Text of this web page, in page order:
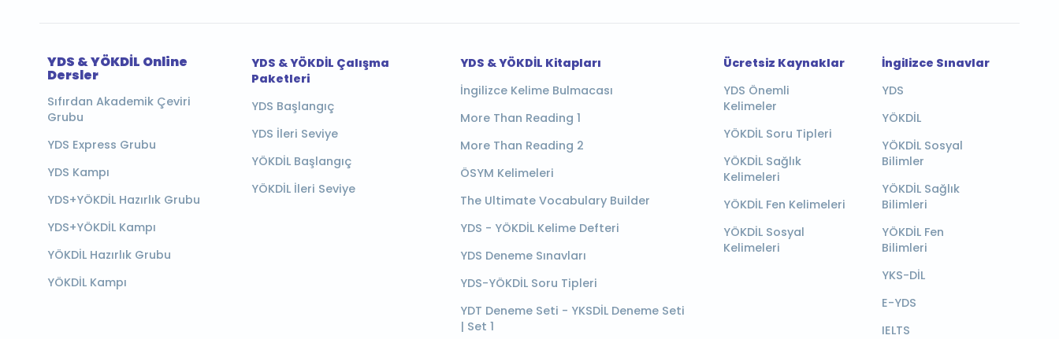
YDS & YÖKDİL Online
Dersler
Sıfırdan Akademik Çeviri
Grubu
YDS Express Grubu
YDS Kampı
YDS+YÖKDİL Hazırlık Grubu
YDS+YÖKDİL Kampı
YÖKDİL Hazırlık Grubu
YÖKDİL Kampı
YDS & YÖKDİL Çalışma
Paketleri
YDS Başlangıç
YDS İleri Seviye
YÖKDİL Başlangıç
YÖKDİL İleri Seviye
YDS & YÖKDİL Kitapları
İngilizce Kelime Bulmacası
More Than Reading 1
More Than Reading 2
ÖSYM Kelimeleri
The Ultimate Vocabulary Builder
YDS - YÖKDİL Kelime Defteri
YDS Deneme Sınavları
YDS-YÖKDİL Soru Tipleri
YDT Deneme Seti - YKSDİL Deneme Seti
| Set 1
Ücretsiz Kaynaklar
YDS Önemli
Kelimeler
YÖKDİL Soru Tipleri
YÖKDİL Sağlık
Kelimeleri
YÖKDİL Fen Kelimeleri
YÖKDİL Sosyal
Kelimeleri
İngilizce Sınavlar
YDS
YÖKDİL
YÖKDİL Sosyal
Bilimler
YÖKDİL Sağlık
Bilimleri
YÖKDİL Fen
Bilimleri
YKS-DİL
E-YDS
IELTS